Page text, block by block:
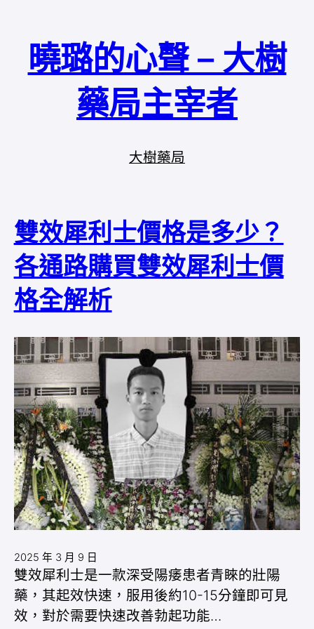
曉璐的心聲 – 大樹
藥局主宰者
大樹藥局
雙效犀利士價格是多少？
各通路購買雙效犀利士價
格全解析
2025 年 3 月 9 日
雙效犀利士是一款深受陽痿患者青睞的壯陽
藥，其起效快速，服用後約10-15分鐘即可見
效，對於需要快速改善勃起功能…